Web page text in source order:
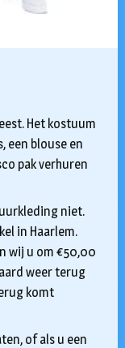
Het kostuum
een blouse en
pak verhuren
niet.
in Haarlem.
wij u om €50,00
weer terug
komt
of als u een